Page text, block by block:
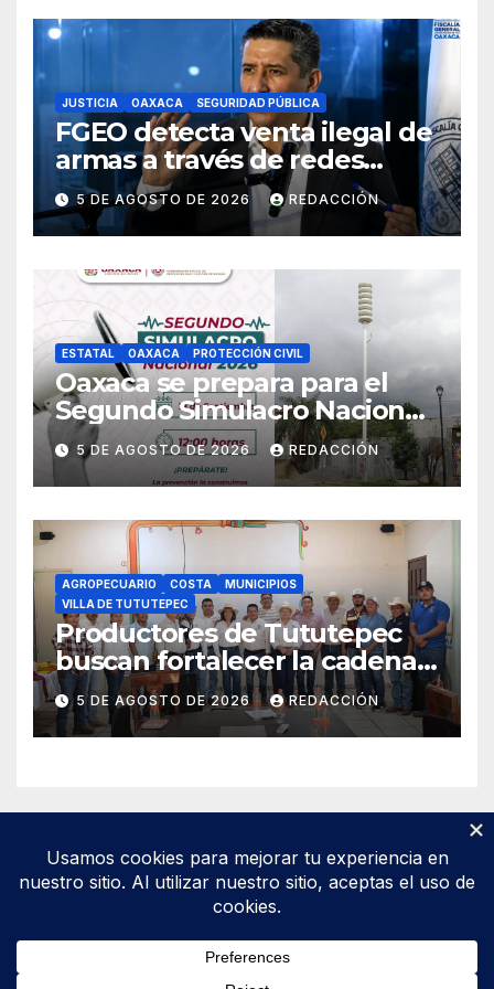
JUSTICIA OAXACA SEGURIDAD PÚBLICA
FGEO detecta venta ilegal de
armas a través de redes
sociales; inicia
investigaciones y advierte
riesgos
5 DE AGOSTO DE 2026 REDACCIÓN
ESTATAL OAXACA PROTECCIÓN CIVIL
Oaxaca se prepara para el
Segundo Simulacro Nacional
2026, que se realizará el 19 de
septiembre
5 DE AGOSTO DE 2026 REDACCIÓN
AGROPECUARIO COSTA
MUNICIPIOS
VILLA DE TUTUTEPEC
Productores de Tututepec
buscan fortalecer la cadena
láctea regional
5 DE AGOSTO DE 2026 REDACCIÓN